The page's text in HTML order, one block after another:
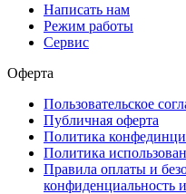
Написать нам
Режим работы
Сервис
Оферта
Пользовательское
Публичная оферта
Политика
Политика
Правила оплаты и
конфиденциальность